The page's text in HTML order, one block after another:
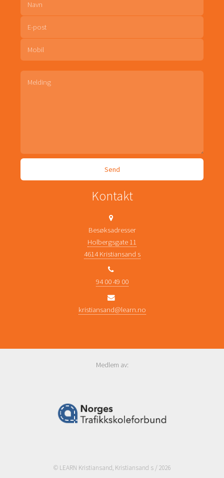
Kontakt
Besøksadresser
Holbergsgate 11
4614 Kristiansand s
94 00 49 00
kristiansand@learn.no
Medlem av:
© LEARN Kristiansand, Kristiansand s / 2026